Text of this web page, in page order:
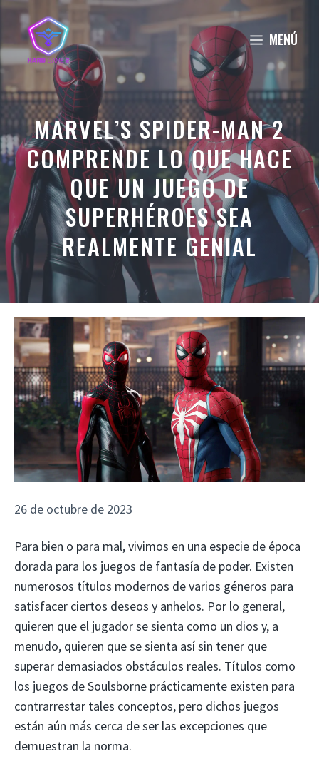
Saltar
contenido
MENÚ
MARVEL’S SPIDER-MAN 2
COMPRENDE LO QUE HACE
QUE UN JUEGO DE
SUPERHÉROES SEA
REALMENTE GENIAL
26 de octubre de 2023
Para bien o para mal, vivimos en una especie de época
dorada para los juegos de fantasía de poder. Existen
numerosos títulos modernos de varios géneros para
satisfacer ciertos deseos y anhelos. Por lo general,
quieren que el jugador se sienta como un dios y, a
menudo, quieren que se sienta así sin tener que
superar demasiados obstáculos reales. Títulos como
los juegos de Soulsborne prácticamente existen para
contrarrestar tales conceptos, pero dichos juegos
están aún más cerca de ser las excepciones que
demuestran la norma.